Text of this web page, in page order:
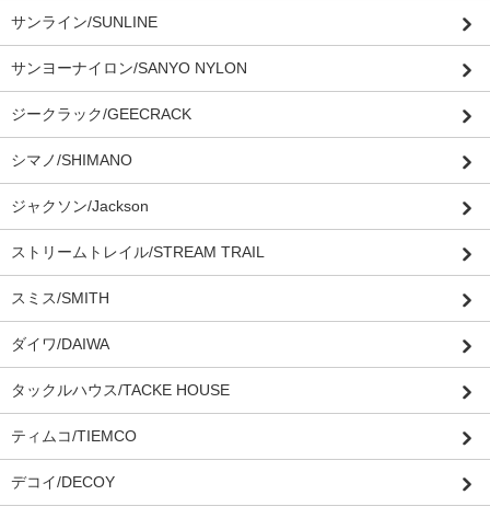
サンライン/SUNLINE
サンヨーナイロン/SANYO NYLON
ジークラック/GEECRACK
シマノ/SHIMANO
ジャクソン/Jackson
ストリームトレイル/STREAM TRAIL
スミス/SMITH
ダイワ/DAIWA
タックルハウス/TACKE HOUSE
ティムコ/TIEMCO
デコイ/DECOY